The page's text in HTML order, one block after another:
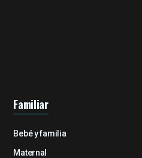
Familiar
Bebé y familia
Maternal